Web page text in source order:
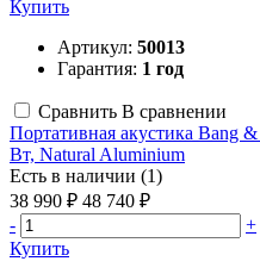
Купить
Артикул: 50013
Гарантия: 1 год
Сравнить В сравнении
Портативная акустика Bang
Вт, Natural Aluminium
Есть в наличии (1)
38 990 ₽ 48 740 ₽
-
+
Купить